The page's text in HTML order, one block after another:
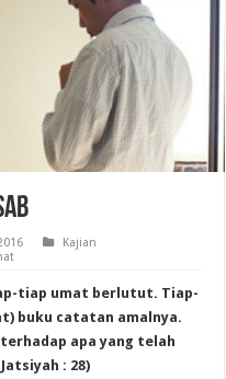
Kajian
tiap umat berlutut. Tiap-
buku catatan amalnya.
apa yang telah
: 28)